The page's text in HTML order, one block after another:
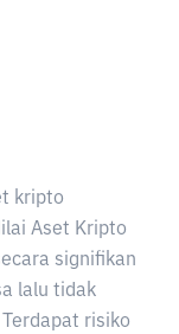
kripto
Aset Kripto
signifikan
lalu tidak
risiko